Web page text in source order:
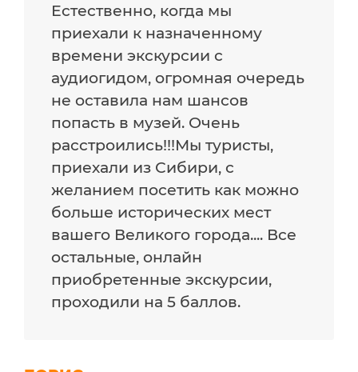
Естественно, когда мы
приехали к назначенному
времени экскурсии с
аудиогидом, огромная очередь
не оставила нам шансов
попасть в музей. Очень
расстроились!!!Мы туристы,
приехали из Сибири, с
желанием посетить как можно
больше исторических мест
вашего Великого города.... Все
остальные, онлайн
приобретенные экскурсии,
проходили на 5 баллов.